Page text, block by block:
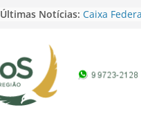
Últimas Notícias: Caixa
pela
domingo
Contagem
Bancários